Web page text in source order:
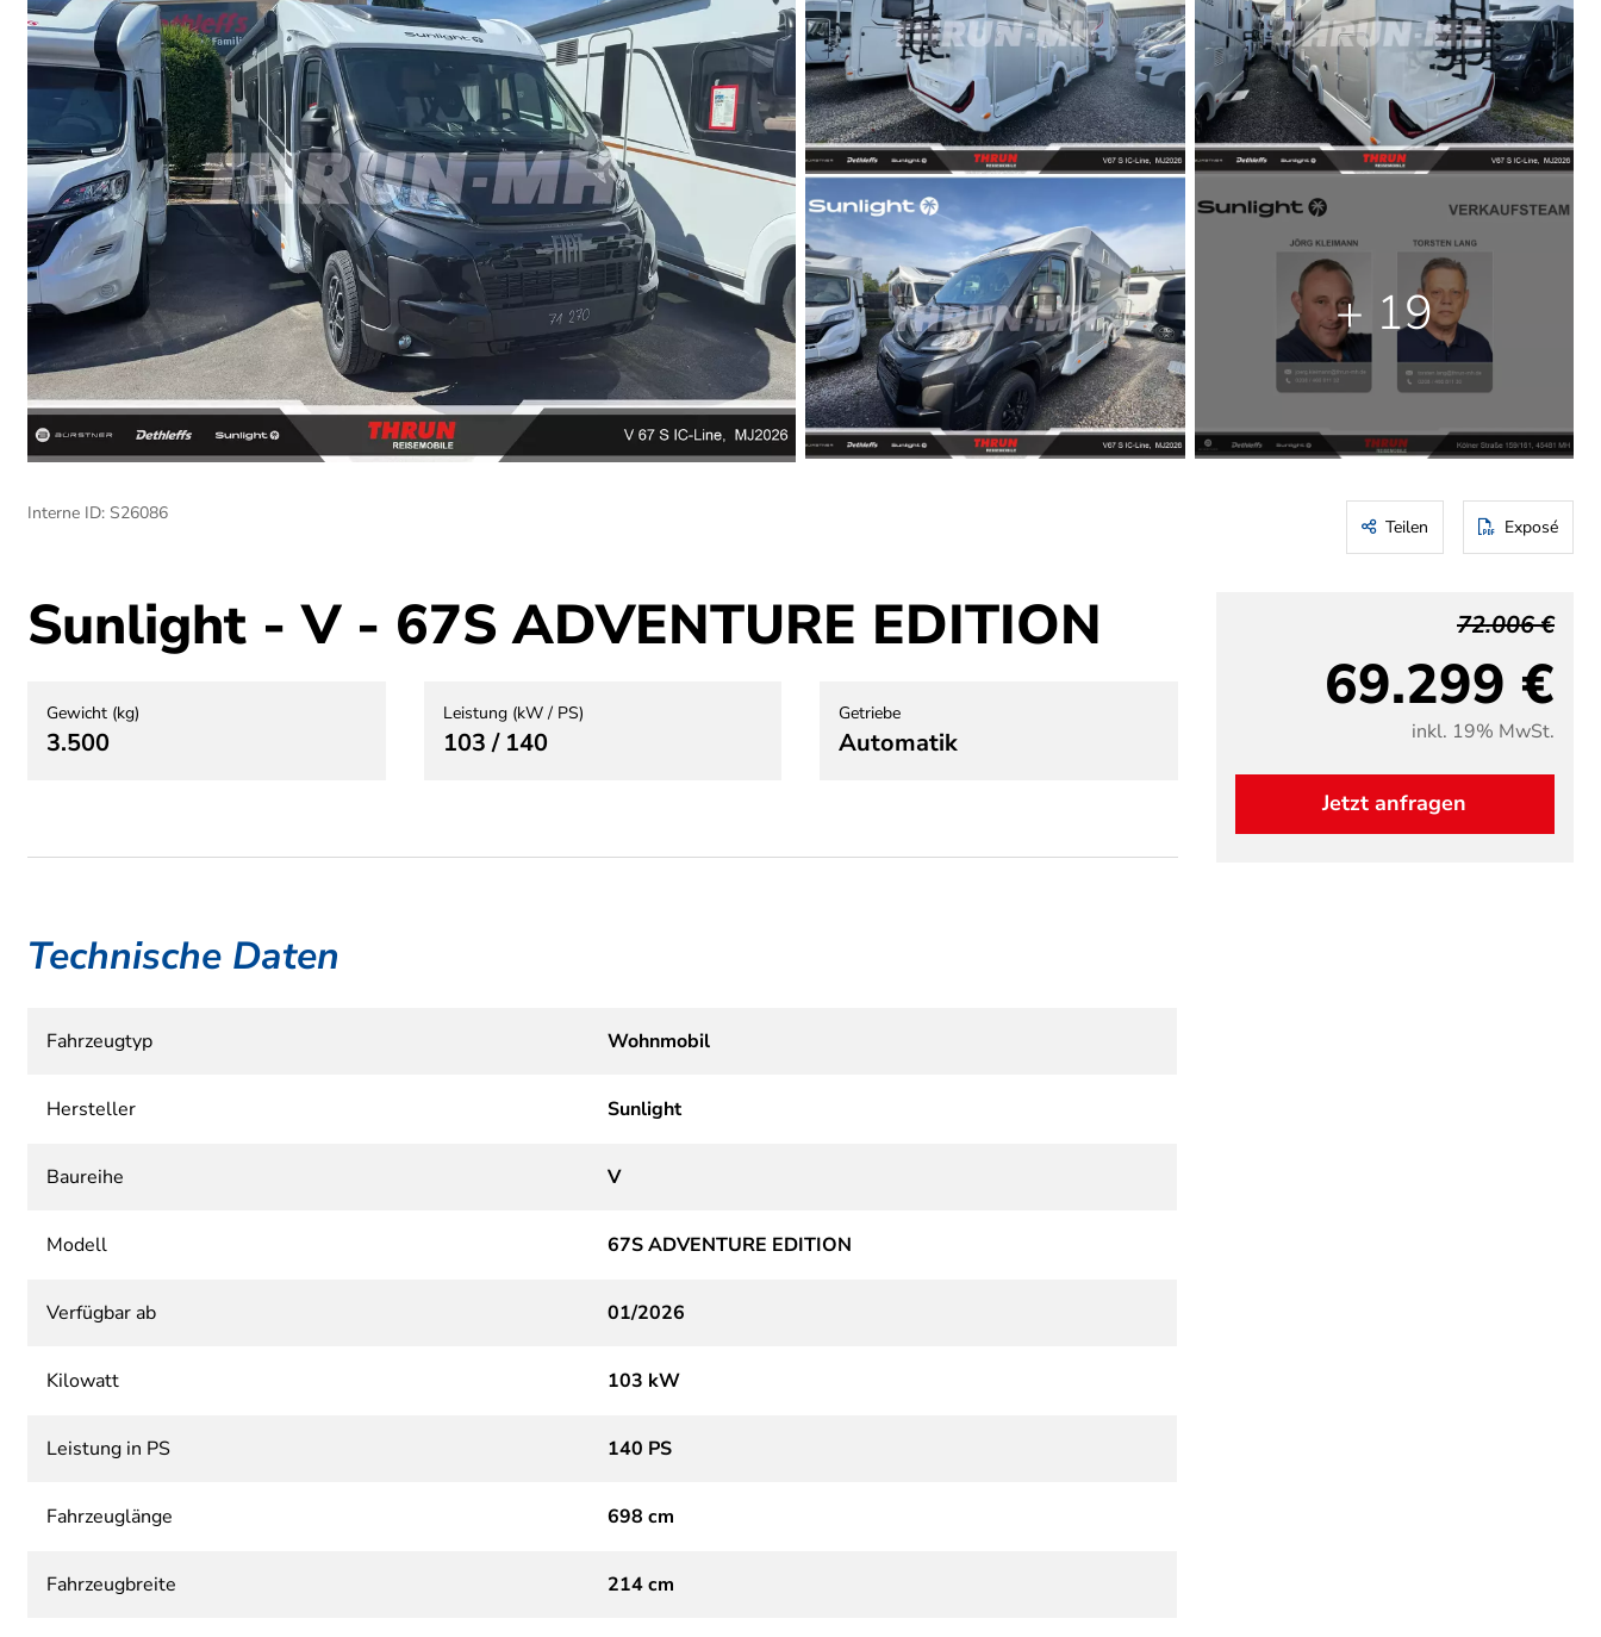
+ 19
Interne ID: S26086
Teilen Exposé
69.299 €
72.006 €
inkl. 19% MwSt.
Jetzt anfragen
Sunlight - V - 67S ADVENTURE EDITION
Gewicht (kg)
3.500
Leistung (kW / PS)
103 / 140
Getriebe
Automatik
Technische Daten
Fahrzeugtyp Wohnmobil
Hersteller Sunlight
Baureihe V
Modell 67S ADVENTURE EDITION
Verfügbar ab 01/2026
Kilowatt 103 kW
Leistung in PS 140 PS
Fahrzeuglänge 698 cm
Fahrzeugbreite 214 cm